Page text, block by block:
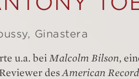
Ginastera
u.a. bei Malcolm Bilson,
des American